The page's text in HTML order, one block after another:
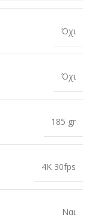
Όχι
Όχι
185 gr
4K 30fps
Ναι